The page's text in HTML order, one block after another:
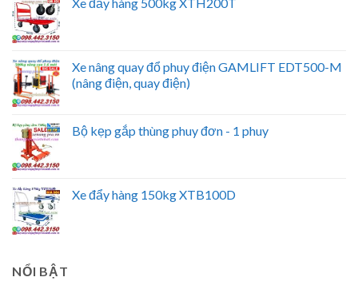
Xe đẩy hàng 500kg XTH200T
Xe nâng quay đổ phuy điện GAMLIFT EDT500-M
(nâng điện, quay điện)
Bộ kẹp gắp thùng phuy đơn - 1 phuy
Xe đẩy hàng 150kg XTB100D
NỔI BẬT